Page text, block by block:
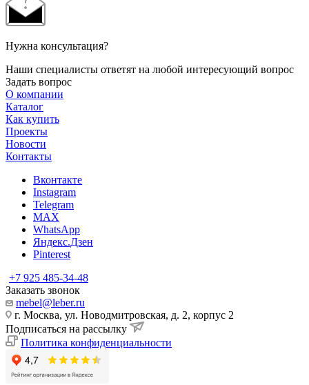
Нужна консультация?
Наши специалисты ответят на любой интересующий вопрос
Задать вопрос
О компании
Каталог
Как купить
Проекты
Новости
Контакты
Вконтакте
Instagram
Telegram
MAX
WhatsApp
Яндекс.Дзен
Pinterest
+7 925 485-34-48
Заказать звонок
mebel@leber.ru
г. Москва, ул. Новодмитровская, д. 2, корпус 2
Подписаться на рассылку
Политика конфиденциальности